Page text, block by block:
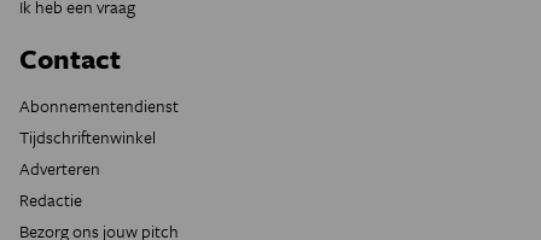
Ik heb een vraag
Contact
Abonnementendienst
Tijdschriftenwinkel
Adverteren
Redactie
Bezorg ons jouw pitch